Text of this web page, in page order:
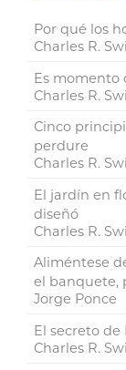
Por qué los
Charles R.
Es momento
Charles R.
Cinco
perdure
Charles R.
El jardín en
diseñó
Charles R.
Aliméntese
el banquete,
Jorge Ponce
El secreto de
Charles R.